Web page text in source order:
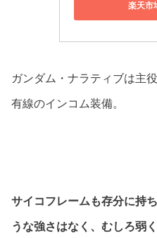
楽天市
ガンダム・ナラティブは主
有線のインコム装備。
サイコフレームも存分に持
うな強さはなく、むしろ弱